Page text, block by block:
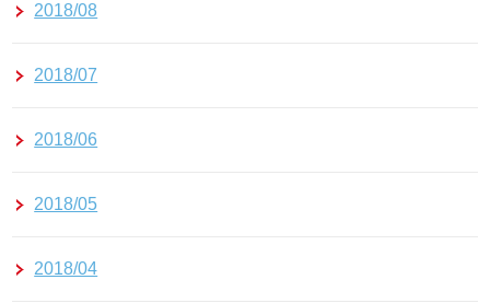
2018/08
2018/07
2018/06
2018/05
2018/04